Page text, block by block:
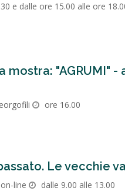
e dalle ore 15.00 alle ore
mostra: "AGRUMI"
ore 16.00
Le vecchie
line dalle 9.00 alle 13.00